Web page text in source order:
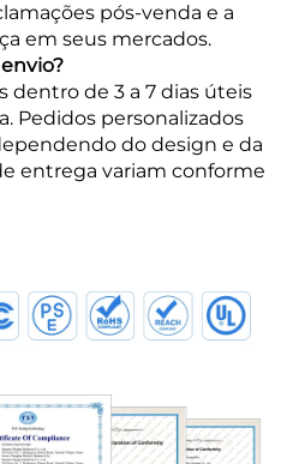
pós-venda e a
em seus mercados.
de 3 a 7 dias úteis
Pedidos personalizados
do design e da
entrega variam conforme